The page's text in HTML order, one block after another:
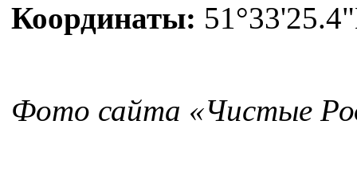
Координаты:
Фото сайта «Чистые